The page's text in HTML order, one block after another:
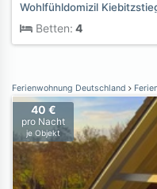
Wohlfühldomizil
Betten: 4
Ferienwohnung Deutschland
40 €
pro Nacht
je Objekt